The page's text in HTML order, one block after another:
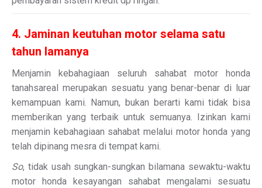
4. Jaminan keutuhan motor selama satu
tahun lamanya
Menjamin kebahagiaan seluruh sahabat motor honda
tanahsareal merupakan sesuatu yang benar-benar di luar
kemampuan kami. Namun, bukan berarti kami tidak bisa
memberikan yang terbaik untuk semuanya. Izinkan kami
menjamin kebahagiaan sahabat melalui motor honda yang
telah dipinang mesra di tempat kami.
So, tidak usah sungkan-sungkan bilamana sewaktu-waktu
motor honda kesayangan sahabat mengalami sesuatu